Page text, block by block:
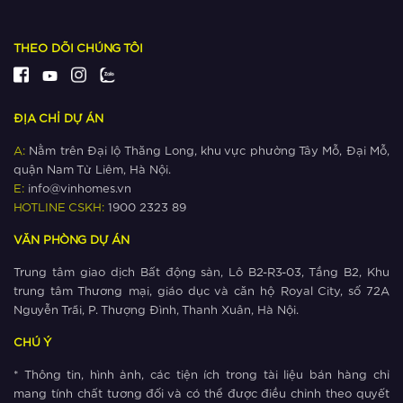
Giá bất động sản ‘cận lộ kế metro’
leo thang như thế nào?
Xem thêm
The Metrolines – Yếu tố vàng thúc
đẩy thịnh vượng phía Tây Hà Nội
The Metrolines thu hút cộng đồng cư
THEO DÕI CHÚNG TÔI
ĐỊA CHỈ DỰ ÁN
A: Nằm trên Đại lộ Thăng Long, khu vực phường Tây Mỗ, Đại Mỗ,
quận Nam Từ Liêm, Hà Nội.
E: info@vinhomes.vn
HOTLINE CSKH: 1900 2323 89
VĂN PHÒNG DỰ ÁN
Trung tâm giao dịch Bất động sản, Lô B2-R3-03, Tầng B2, Khu
trung tâm Thương mại, giáo dục và căn hộ Royal City, số 72A
Nguyễn Trãi, P. Thượng Đình, Thanh Xuân, Hà Nội.
CHÚ Ý
* Thông tin, hình ảnh, các tiện ích trong tài liệu bán hàng chỉ
mang tính chất tương đối và có thể được điều chỉnh theo quyết